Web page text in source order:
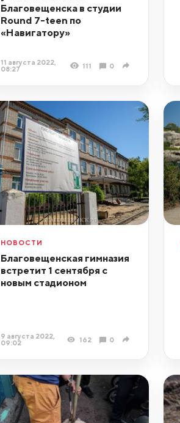
Благовещенска в студии
Round 7-teen по
«Навигатору»
11 августа 2022,
08:27
111 0
НОВОСТИ
Благовещенская гимназия
встретит 1 сентября с
новым стадионом
9 августа 2022,
09:02
162 0